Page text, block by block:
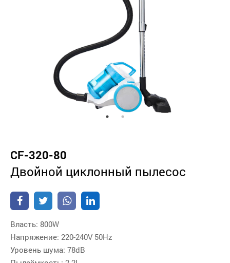
CF-320-80
Двойной циклонный пылесос
Власть: 800W
Напряжение: 220-240V 50Hz
Уровень шума: 78dB